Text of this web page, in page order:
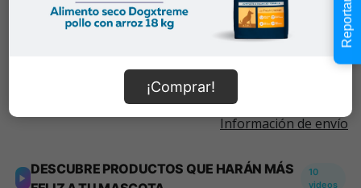
Información de envío
¡Comprar!